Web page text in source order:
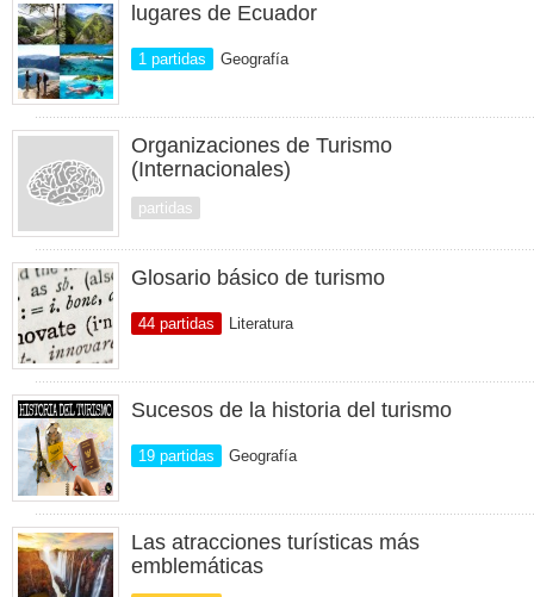
lugares de Ecuador
1 partidas Geografía
Organizaciones de Turismo
(Internacionales)
partidas
Glosario básico de turismo
44 partidas Literatura
Sucesos de la historia del turismo
19 partidas Geografía
Las atracciones turísticas más
emblemáticas